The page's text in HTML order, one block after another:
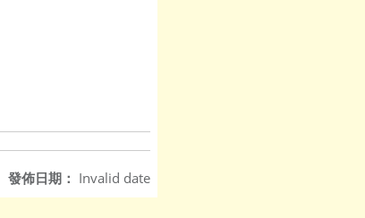
發佈日期： Invalid date